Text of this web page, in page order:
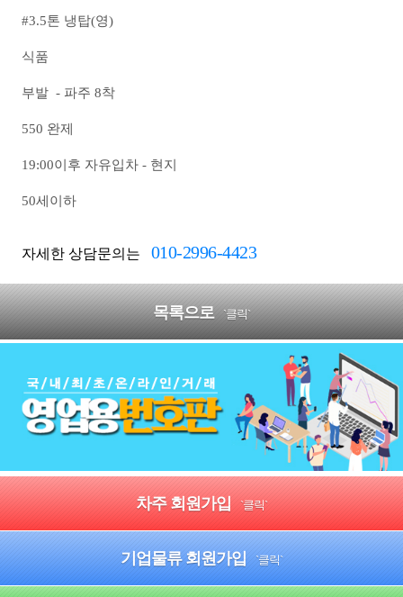
#3.5톤 냉탑(영)
식품
부발 - 파주 8착
550 완제
19:00이후 자유입차 - 현지
50세이하
자세한 상담문의는 010-2996-4423
목록으로 `클릭`
차주 회원가입 `클릭`
기업물류 회원가입 `클릭`